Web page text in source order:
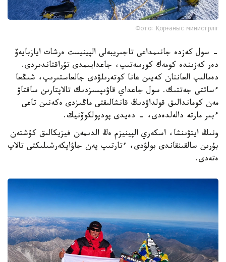
Фото: Қорғаныс министрліг
- سول كەزدە جانىمداعى تاجىريبەلى الپينيست ەرشات ايازبايەۆ
دەر كەزىندە كومەك كورسەتىپ، جاعدايىمدى تۇراقتاندىردى.
دەمالىپ العاننان كەيىن عانا كوتەرىلۋدى جالعاستىرىپ، شىڭعا
ءساتتى جەتتىك. سول جاعداي قاۋىپسىزدىك تالاپتارىن ساقتاۋ
مەن كوماندالىق قولداۋدىڭ قانشالىقتى ماڭىزدى ەكەنىن تاعى
ءبىر مارتە دالەلدەدى، - دەيدى پودپولكوۆنيك.
ونىڭ ايتۋىنشا، اسكەري الپينيزم ەڭ الدىمەن فيزيكالىق كۇشتەن
بۇرىن سالقىنقاندى بولۋدى، ءتارتىپ پەن جاۋاپكەرشىلىكتى تالاپ
ەتەدى.